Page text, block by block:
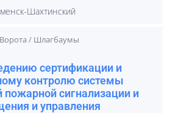
Шахтинский
/ Шлагбаумы
сертификации и
контролю системы
пожарной сигнализации и
и управления